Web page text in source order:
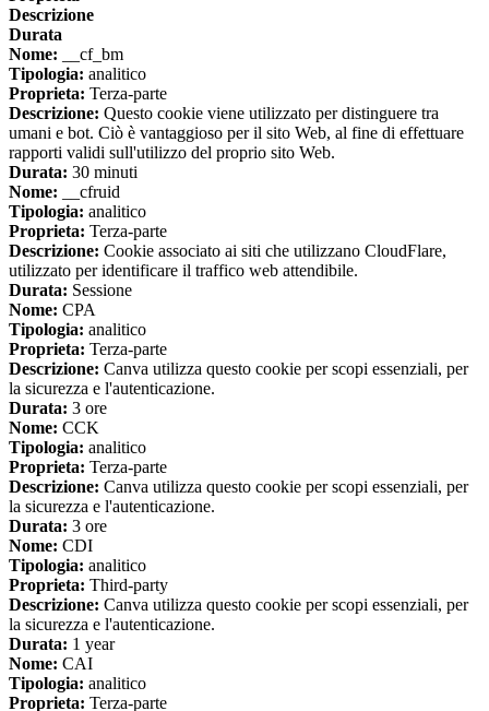
Descrizione
Durata
Nome: __cf_bm
Tipologia: analitico
Proprieta: Terza-parte
Descrizione: Questo cookie viene utilizzato per distinguere tra
umani e bot. Ciò è vantaggioso per il sito Web, al fine di effettuare
rapporti validi sull'utilizzo del proprio sito Web.
Durata: 30 minuti
Nome: __cfruid
Tipologia: analitico
Proprieta: Terza-parte
Descrizione: Cookie associato ai siti che utilizzano CloudFlare,
utilizzato per identificare il traffico web attendibile.
Durata: Sessione
Nome: CPA
Tipologia: analitico
Proprieta: Terza-parte
Descrizione: Canva utilizza questo cookie per scopi essenziali, per
la sicurezza e l'autenticazione.
Durata: 3 ore
Nome: CCK
Tipologia: analitico
Proprieta: Terza-parte
Descrizione: Canva utilizza questo cookie per scopi essenziali, per
la sicurezza e l'autenticazione.
Durata: 3 ore
Nome: CDI
Tipologia: analitico
Proprieta: Third-party
Descrizione: Canva utilizza questo cookie per scopi essenziali, per
la sicurezza e l'autenticazione.
Durata: 1 year
Nome: CAI
Tipologia: analitico
Proprieta: Terza-parte